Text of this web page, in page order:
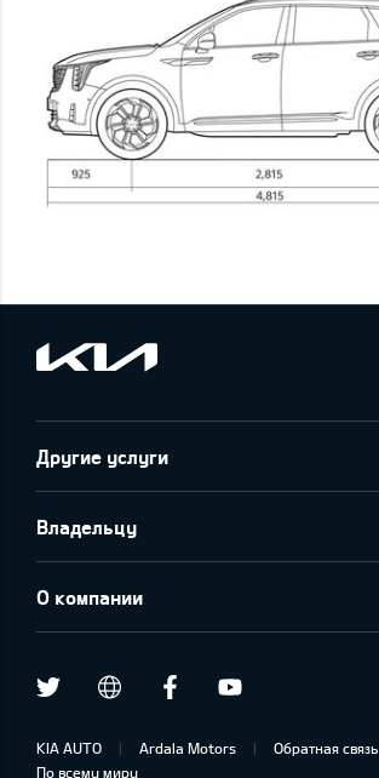
Другие услуги
Владельцу
О компании
Twitter draugiem.lvFacebook
KIA AUTO Ardala Motors
Обратная связь
По всему миру